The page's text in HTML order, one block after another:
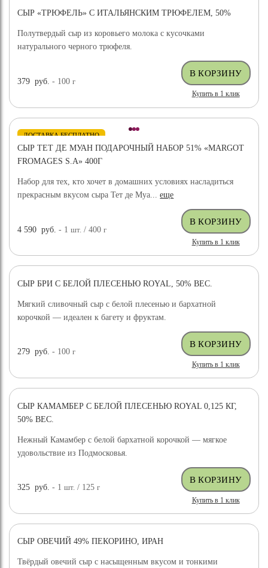
СЫР «ТРЮФЕЛЬ» С ИТАЛЬЯНСКИМ ТРЮФЕЛЕМ, 50%
Полутвердый сыр из коровьего молока с кусочками
натурального черного трюфеля.
379 руб. - 100г
Купить в 1 клик
ДОСТАВКА БЕСПЛАТНО
СЫР ТЕТ ДЕ МУАН ПОДАРОЧНЫЙ НАБОР 51% «MARGOT
FROMAGES S.A» 400Г
Набор для тех, кто хочет в домашних условиях насладиться
прекрасным вкусом сыра Тет де Муа...еще
4 590 руб. - 1шт. / 400г
Купить в 1 клик
СЫР БРИ С БЕЛОЙ ПЛЕСЕНЬЮ ROYAL, 50% ВЕС.
Мягкий сливочный сыр с белой плесенью и бархатной
корочкой — идеален к багету и фруктам.
279 руб. - 100г
Купить в 1 клик
СЫР КАМАМБЕР С БЕЛОЙ ПЛЕСЕНЬЮ ROYAL 0,125 КГ,
50% ВЕС.
Нежный Камамбер с белой бархатной корочкой — мягкое
удовольствие из Подмосковья.
325 руб. - 1шт. / 125г
Купить в 1 клик
ХИТ ПРОДАЖ
СЫР ОВЕЧИЙ 49% ПЕКОРИНО, ИРАН
Твёрдый овечий сыр с насыщенным вкусом и тонкими